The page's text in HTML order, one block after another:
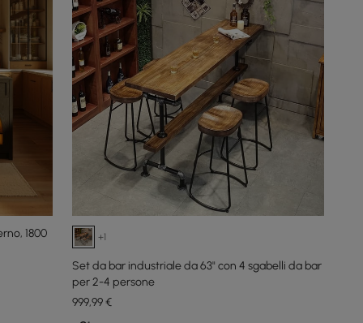
1800 +1
Set da bar industriale da 63" con 4 sgabelli da bar
per 2-4 persone
999,99€